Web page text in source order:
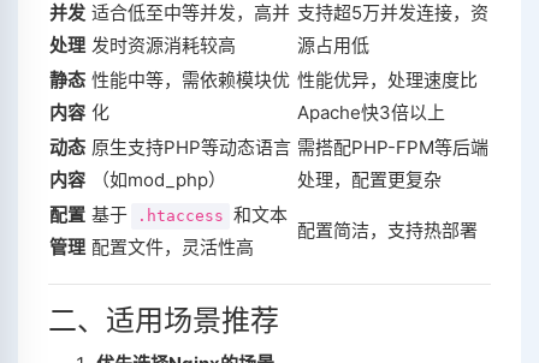
并发
处理
适合低至中等并发，高并
发时资源消耗较高‌
支持超5万并发连接，资
源占用低‌
静态
内容
性能中等，需依赖模块优
化‌
性能优异，处理速度比
Apache快3倍以上‌
动态
内容
原生支持PHP等动态语言
（如mod_php）‌
需搭配PHP-FPM等后端
处理，配置更复杂‌
配置
管理
基于 .htaccess 和文本
配置文件，灵活性高‌
配置简洁，支持热部署‌
二、适用场景推荐